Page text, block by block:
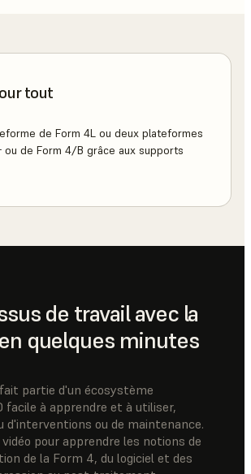
tout
de Form 4L ou deux plateformes
de Form 4/B grâce aux supports
de travail avec la
quelques minutes
partie d'un écosystème
facile à apprendre et à utiliser,
d'interventions ou de maintenance.
pour apprendre les notions de
de la Form 4, du logiciel et des